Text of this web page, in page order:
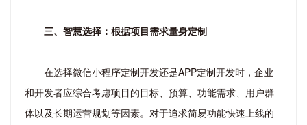
三、智慧选择：根据项目需求量身定制
在选择微信小程序定制开发还是APP定制开发时，企业
和开发者应综合考虑项目的目标、预算、功能需求、用户群
体以及长期运营规划等因素。对于追求简易功能快速上线的